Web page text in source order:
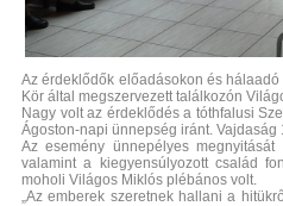
Az érdeklődők előadásokon és
Kör által megszervezett találkozón
Nagy volt az érdeklődés a tóthfalusi
Ágoston-napi ünnepség iránt.
Az esemény ünnepélyes
valamint a kiegyensúlyozott család
moholi Világos Miklós plébános volt.
„Az emberek szeretnek hallani a